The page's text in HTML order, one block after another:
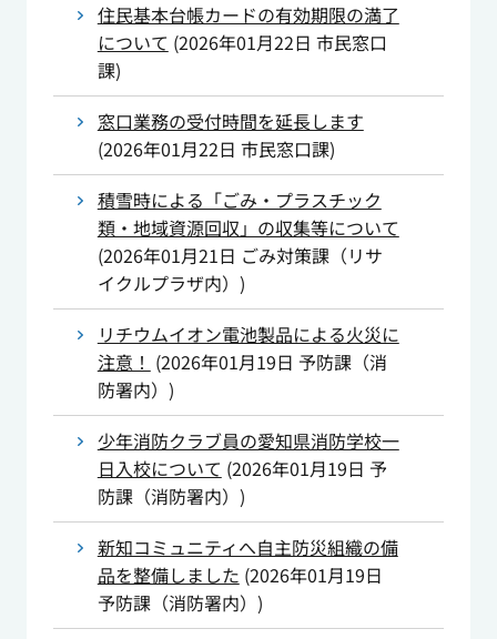
住民基本台帳カードの有効期限の満了
について (2026年01月22日 市民窓口
課)
窓口業務の受付時間を延長します
(2026年01月22日 市民窓口課)
積雪時による「ごみ・プラスチック
類・地域資源回収」の収集等について
(2026年01月21日 ごみ対策課（リサ
イクルプラザ内） )
リチウムイオン電池製品による火災に
注意！ (2026年01月19日 予防課（消
防署内） )
少年消防クラブ員の愛知県消防学校一
日入校について (2026年01月19日 予
防課（消防署内） )
新知コミュニティへ自主防災組織の備
品を整備しました (2026年01月19日
予防課（消防署内） )